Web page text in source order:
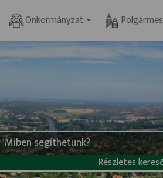
Önkormányzat
Részletes